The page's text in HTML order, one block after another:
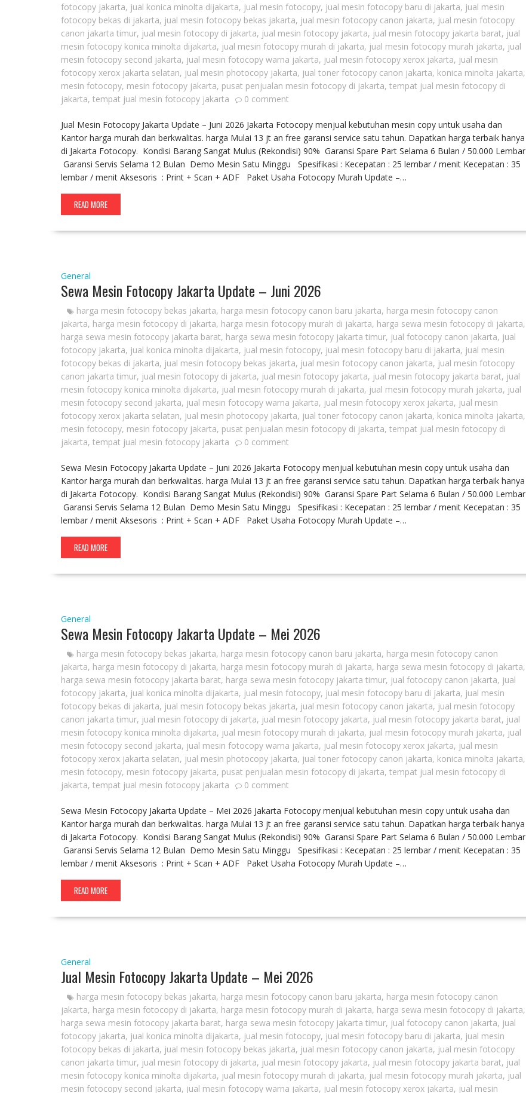
fotocopy jakarta, jual konica minolta dijakarta, jual mesin fotocopy, jual mesin fotocopy baru di jakarta, jual mesin
fotocopy bekas di jakarta, jual mesin fotocopy bekas jakarta, jual mesin fotocopy canon jakarta, jual mesin fotocopy
canon jakarta timur, jual mesin fotocopy di jakarta, jual mesin fotocopy jakarta, jual mesin fotocopy jakarta barat, jual
mesin fotocopy konica minolta dijakarta, jual mesin fotocopy murah di jakarta, jual mesin fotocopy murah jakarta, jual
mesin fotocopy second jakarta, jual mesin fotocopy warna jakarta, jual mesin fotocopy xerox jakarta, jual mesin
fotocopy xerox jakarta selatan, jual mesin photocopy jakarta, jual toner fotocopy canon jakarta, konica minolta jakarta,
mesin fotocopy, mesin fotocopy jakarta, pusat penjualan mesin fotocopy di jakarta, tempat jual mesin fotocopy di
jakarta, tempat jual mesin fotocopy jakarta 0 comment
Jual Mesin Fotocopy Jakarta Update – Juni 2026 Jakarta Fotocopy menjual kebutuhan mesin copy untuk usaha dan
Kantor harga murah dan berkwalitas. harga Mulai 13 jt an free garansi service satu tahun. Dapatkan harga terbaik hanya
di Jakarta Fotocopy. Kondisi Barang Sangat Mulus (Rekondisi) 90% Garansi Spare Part Selama 6 Bulan / 50.000 Lembar
Garansi Servis Selama 12 Bulan Demo Mesin Satu Minggu Spesifikasi : Kecepatan : 25 lembar / menit Kecepatan : 35
lembar / menit Aksesoris : Print + Scan + ADF Paket Usaha Fotocopy Murah Update –…
READ MORE
General
Sewa Mesin Fotocopy Jakarta Update – Juni 2026
harga mesin fotocopy bekas jakarta, harga mesin fotocopy canon baru jakarta, harga mesin fotocopy canon
jakarta, harga mesin fotocopy di jakarta, harga mesin fotocopy murah di jakarta, harga sewa mesin fotocopy di jakarta,
harga sewa mesin fotocopy jakarta barat, harga sewa mesin fotocopy jakarta timur, jual fotocopy canon jakarta, jual
fotocopy jakarta, jual konica minolta dijakarta, jual mesin fotocopy, jual mesin fotocopy baru di jakarta, jual mesin
fotocopy bekas di jakarta, jual mesin fotocopy bekas jakarta, jual mesin fotocopy canon jakarta, jual mesin fotocopy
canon jakarta timur, jual mesin fotocopy di jakarta, jual mesin fotocopy jakarta, jual mesin fotocopy jakarta barat, jual
mesin fotocopy konica minolta dijakarta, jual mesin fotocopy murah di jakarta, jual mesin fotocopy murah jakarta, jual
mesin fotocopy second jakarta, jual mesin fotocopy warna jakarta, jual mesin fotocopy xerox jakarta, jual mesin
fotocopy xerox jakarta selatan, jual mesin photocopy jakarta, jual toner fotocopy canon jakarta, konica minolta jakarta,
mesin fotocopy, mesin fotocopy jakarta, pusat penjualan mesin fotocopy di jakarta, tempat jual mesin fotocopy di
jakarta, tempat jual mesin fotocopy jakarta 0 comment
Sewa Mesin Fotocopy Jakarta Update – Juni 2026 Jakarta Fotocopy menjual kebutuhan mesin copy untuk usaha dan
Kantor harga murah dan berkwalitas. harga Mulai 13 jt an free garansi service satu tahun. Dapatkan harga terbaik hanya
di Jakarta Fotocopy. Kondisi Barang Sangat Mulus (Rekondisi) 90% Garansi Spare Part Selama 6 Bulan / 50.000 Lembar
Garansi Servis Selama 12 Bulan Demo Mesin Satu Minggu Spesifikasi : Kecepatan : 25 lembar / menit Kecepatan : 35
lembar / menit Aksesoris : Print + Scan + ADF Paket Usaha Fotocopy Murah Update –…
READ MORE
General
Sewa Mesin Fotocopy Jakarta Update – Mei 2026
harga mesin fotocopy bekas jakarta, harga mesin fotocopy canon baru jakarta, harga mesin fotocopy canon
jakarta, harga mesin fotocopy di jakarta, harga mesin fotocopy murah di jakarta, harga sewa mesin fotocopy di jakarta,
harga sewa mesin fotocopy jakarta barat, harga sewa mesin fotocopy jakarta timur, jual fotocopy canon jakarta, jual
fotocopy jakarta, jual konica minolta dijakarta, jual mesin fotocopy, jual mesin fotocopy baru di jakarta, jual mesin
fotocopy bekas di jakarta, jual mesin fotocopy bekas jakarta, jual mesin fotocopy canon jakarta, jual mesin fotocopy
canon jakarta timur, jual mesin fotocopy di jakarta, jual mesin fotocopy jakarta, jual mesin fotocopy jakarta barat, jual
mesin fotocopy konica minolta dijakarta, jual mesin fotocopy murah di jakarta, jual mesin fotocopy murah jakarta, jual
mesin fotocopy second jakarta, jual mesin fotocopy warna jakarta, jual mesin fotocopy xerox jakarta, jual mesin
fotocopy xerox jakarta selatan, jual mesin photocopy jakarta, jual toner fotocopy canon jakarta, konica minolta jakarta,
mesin fotocopy, mesin fotocopy jakarta, pusat penjualan mesin fotocopy di jakarta, tempat jual mesin fotocopy di
jakarta, tempat jual mesin fotocopy jakarta 0 comment
Sewa Mesin Fotocopy Jakarta Update – Mei 2026 Jakarta Fotocopy menjual kebutuhan mesin copy untuk usaha dan
Kantor harga murah dan berkwalitas. harga Mulai 13 jt an free garansi service satu tahun. Dapatkan harga terbaik hanya
di Jakarta Fotocopy. Kondisi Barang Sangat Mulus (Rekondisi) 90% Garansi Spare Part Selama 6 Bulan / 50.000 Lembar
Garansi Servis Selama 12 Bulan Demo Mesin Satu Minggu Spesifikasi : Kecepatan : 25 lembar / menit Kecepatan : 35
lembar / menit Aksesoris : Print + Scan + ADF Paket Usaha Fotocopy Murah Update –…
READ MORE
General
Jual Mesin Fotocopy Jakarta Update – Mei 2026
harga mesin fotocopy bekas jakarta, harga mesin fotocopy canon baru jakarta, harga mesin fotocopy canon
jakarta, harga mesin fotocopy di jakarta, harga mesin fotocopy murah di jakarta, harga sewa mesin fotocopy di jakarta,
harga sewa mesin fotocopy jakarta barat, harga sewa mesin fotocopy jakarta timur, jual fotocopy canon jakarta, jual
fotocopy jakarta, jual konica minolta dijakarta, jual mesin fotocopy, jual mesin fotocopy baru di jakarta, jual mesin
fotocopy bekas di jakarta, jual mesin fotocopy bekas jakarta, jual mesin fotocopy canon jakarta, jual mesin fotocopy
canon jakarta timur, jual mesin fotocopy di jakarta, jual mesin fotocopy jakarta, jual mesin fotocopy jakarta barat, jual
mesin fotocopy konica minolta dijakarta, jual mesin fotocopy murah di jakarta, jual mesin fotocopy murah jakarta, jual
mesin fotocopy second jakarta, jual mesin fotocopy warna jakarta, jual mesin fotocopy xerox jakarta, jual mesin